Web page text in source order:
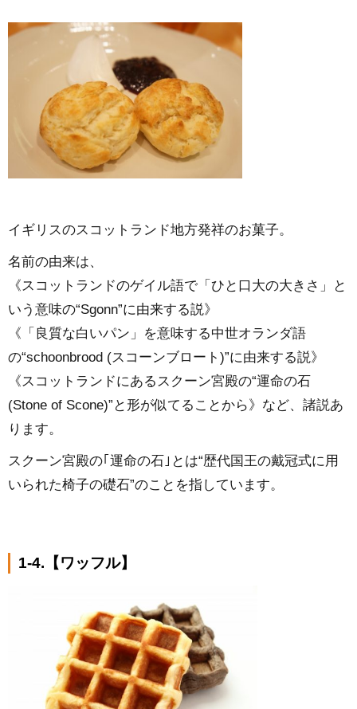
イギリスのスコットランド地方発祥のお菓子。
名前の由来は、
《スコットランドのゲイル語で「ひと口大の大きさ」と
いう意味の“Sgonn”に由来する説》
《「良質な白いパン」を意味する中世オランダ語
の“schoonbrood (スコーンブロート)”に由来する説》
《スコットランドにあるスクーン宮殿の“運命の石
(Stone of Scone)”と形が似てることから》など、諸説あ
ります。
スクーン宮殿の｢運命の石｣とは“歴代国王の戴冠式に用
いられた椅子の礎石”のことを指しています。
1-4.【ワッフル】